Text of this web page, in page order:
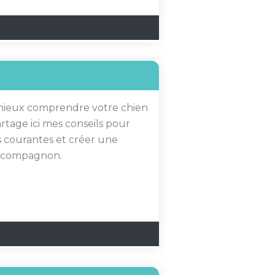
comprendre votre chien
ici mes conseils pour
courantes et créer une